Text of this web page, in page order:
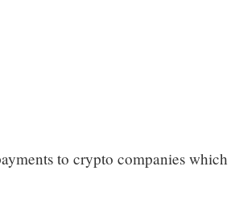
to crypto companies